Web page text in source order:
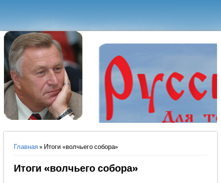
Вы здесь
Главная» Итоги «волчьего собора»
Итоги «волчьего собора»